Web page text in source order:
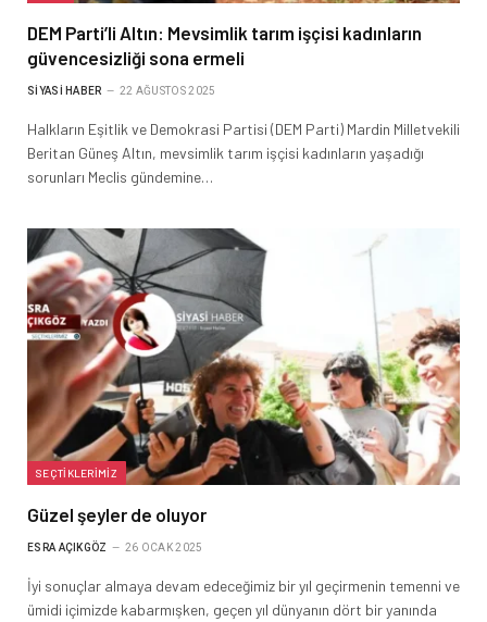
DEM Parti’li Altın: Mevsimlik tarım işçisi kadınların
güvencesizliği sona ermeli
SIYASI HABER 22 AĞUSTOS 2025
Halkların Eşitlik ve Demokrasi Partisi (DEM Parti) Mardin Milletvekili
Beritan Güneş Altın, mevsimlik tarım işçisi kadınların yaşadığı
sorunları Meclis gündemine…
SEÇTIKLERIMIZ
Güzel şeyler de oluyor
ESRA AÇIKGÖZ 26 OCAK 2025
İyi sonuçlar almaya devam edeceğimiz bir yıl geçirmenin temenni ve
ümidi içimizde kabarmışken, geçen yıl dünyanın dört bir yanında